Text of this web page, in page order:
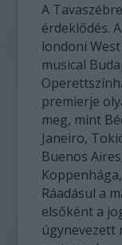
A
érdeklődés.
londoni
musical
premierje
meg, mint
Janeiro,
Buenos
Ráadásul a
elsőként a
úgynevezett